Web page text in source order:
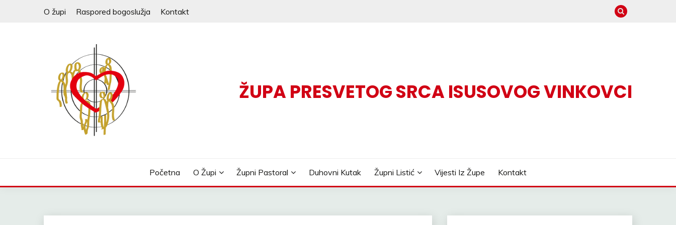
O župi Raspored bogoslužja Kontakt
ŽUPA PRESVETOG SRCA ISUSOVOG VINKOVCI
Početna O Župi Župni Pastoral Duhovni Kutak Župni Listić Vijesti Iz Župe Kontakt